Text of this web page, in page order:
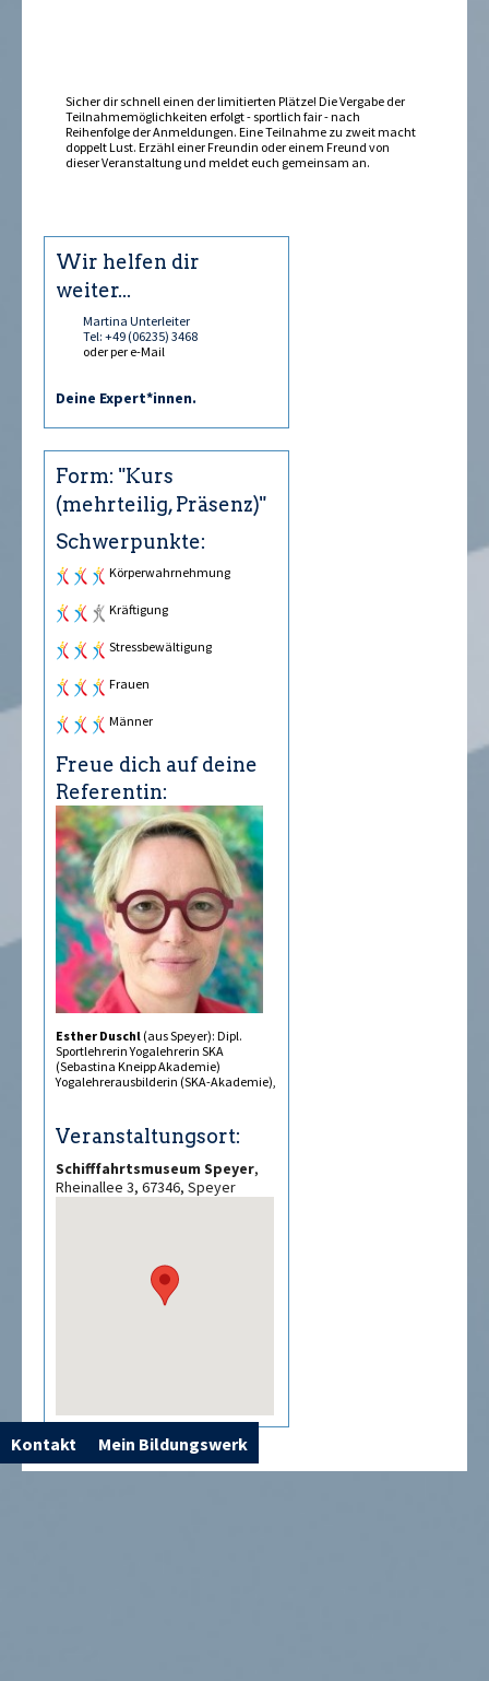
Sicher dir schnell einen der limitierten Plätze! Die Vergabe der
Teilnahmemöglichkeiten erfolgt - sportlich fair - nach
Reihenfolge der Anmeldungen. Eine Teilnahme zu zweit macht
doppelt Lust. Erzähl einer Freundin oder einem Freund von
dieser Veranstaltung und meldet euch gemeinsam an.
Wir helfen dir
weiter...
Martina Unterleiter
Tel: +49 (06235) 3468
oder per e-Mail
Deine Expert*innen.
Form: "Kurs
(mehrteilig, Präsenz)"
Schwerpunkte:
Körperwahrnehmung
Kräftigung
Stressbewältigung
Frauen
Männer
Freue dich auf deine
Referentin:
Esther Duschl (aus Speyer): Dipl.
Sportlehrerin Yogalehrerin SKA
(Sebastina Kneipp Akademie)
Yogalehrerausbilderin (SKA-Akademie),
Veranstaltungsort:
Schifffahrtsmuseum Speyer,
Rheinallee 3, 67346, Speyer
Kontakt Mein Bildungswerk